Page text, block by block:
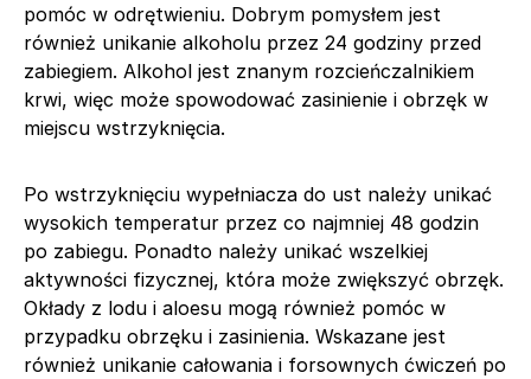
pomóc w odrętwieniu. Dobrym pomysłem jest
również unikanie alkoholu przez 24 godziny przed
zabiegiem. Alkohol jest znanym rozcieńczalnikiem
krwi, więc może spowodować zasinienie i obrzęk w
miejscu wstrzyknięcia.
Po wstrzyknięciu wypełniacza do ust należy unikać
wysokich temperatur przez co najmniej 48 godzin
po zabiegu. Ponadto należy unikać wszelkiej
aktywności fizycznej, która może zwiększyć obrzęk.
Okłady z lodu i aloesu mogą również pomóc w
przypadku obrzęku i zasinienia. Wskazane jest
również unikanie całowania i forsownych ćwiczeń po